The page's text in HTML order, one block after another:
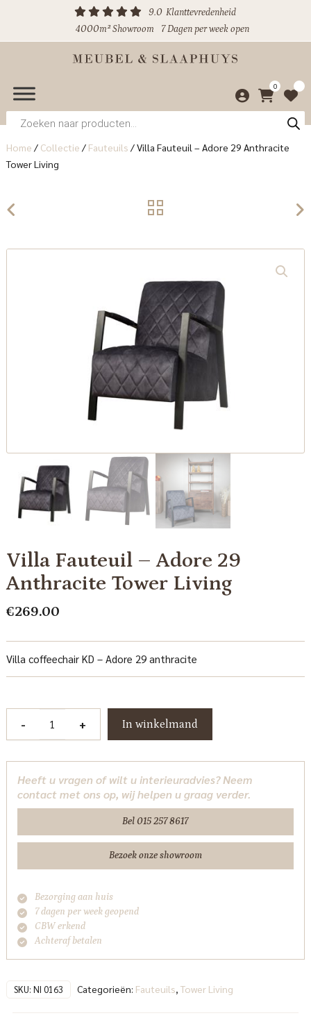
9.0 Klanttevredenheid
4000m² Showroom
7 Dagen per week open
0
Producten
zoeken
Home / Collectie / Fauteuils /Villa Fauteuil – Adore 29 Anthracite
Tower Living
Villa Fauteuil – Adore 29
Anthracite Tower Living
€269.00
Villa coffeechair KD – Adore 29 anthracite
-
Adore
Anthracite
Living
+ In winkelmand
Heeft u vragen of wilt u interieuradvies? Neem
contact met ons op, wij helpen u graag verder.
Bel 015 257 8617
Bezoek onze showroom
Bezorging aan huis
7 dagen per week geopend
CBW erkend
Achteraf betalen
SKU: NI 0163 Categorieën: Fauteuils Tower Living